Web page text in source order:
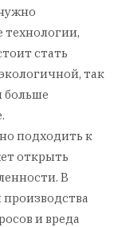
стать
так
больше
подходить к
открыть
В
и вреда